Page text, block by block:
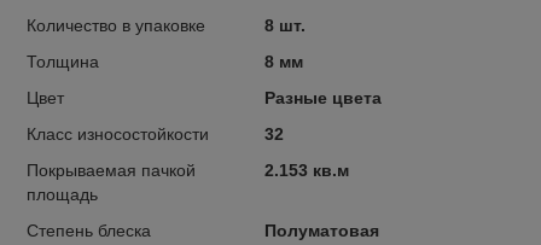
Количество в упаковке
8 шт.
Толщина
8 мм
Цвет
Разные цвета
Класс износостойкости
32
Покрываемая пачкой
площадь
2.153 кв.м
Степень блеска Полуматовая